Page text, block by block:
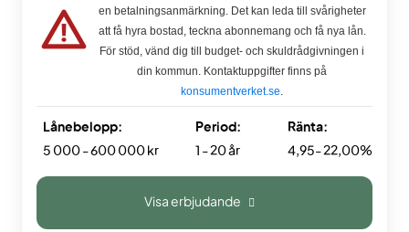
en betalningsanmärkning. Det kan leda till svårigheter
att få hyra bostad, teckna abonnemang och få nya lån.
För stöd, vänd dig till budget- och skuldrådgivningen i
din kommun. Kontaktuppgifter finns på
konsumentverket.se
Lånebelopp:
5 000 - 600 000 kr
Period:
1 - 20 år
Ränta:
4,95- 22,00%
Visa erbjudande